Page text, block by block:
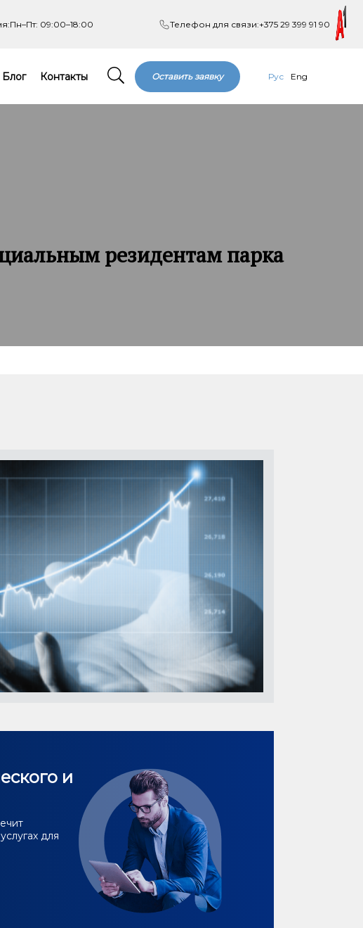
Пн–Пт: 09:00–18:00 Телефон для связи:+375 29 399 91 90
Блог Контакты Оставить заявку Рус Eng
резидентам парка
и
для